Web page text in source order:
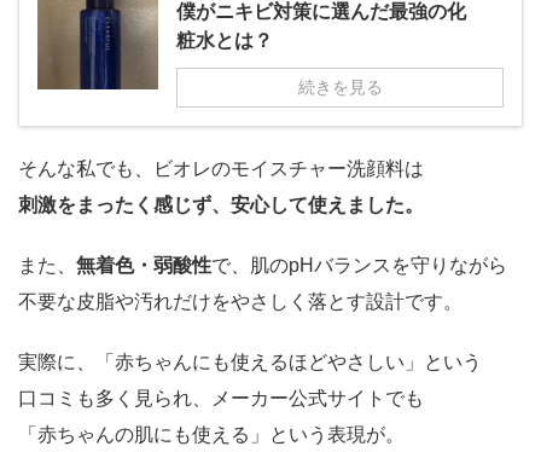
僕がニキビ対策に選んだ最強の化
粧水とは？
続きを見る
そんな私でも、ビオレのモイスチャー洗顔料は
刺激をまったく感じず、安心して使えました。
また、 無着色・弱酸性で、肌のpHバランスを守りながら
不要な皮脂や汚れだけをやさしく落とす設計です。
実際に、「赤ちゃんにも使えるほどやさしい」という
口コミも多く見られ、メーカー公式サイトでも
「赤ちゃんの肌にも使える」という表現が。